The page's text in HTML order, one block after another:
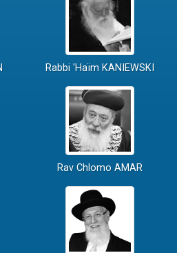
Rabbi 'Haïm KANIEWSKI
Rav Chlomo AMAR